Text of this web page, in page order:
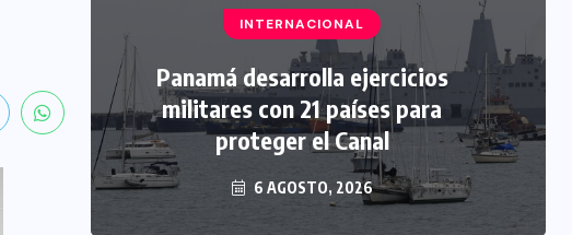
INTERNACIONAL
Panamá desarrolla ejercicios
militares con 21 países para
proteger el Canal
6 AGOSTO, 2026